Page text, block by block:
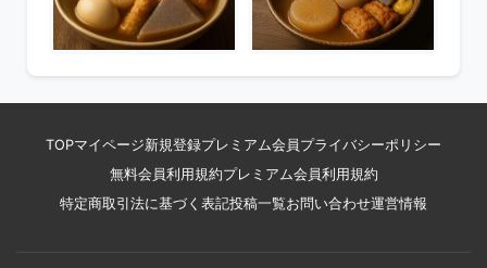
TOPマイページ新規登録プレミアム会員 プライバシーポリシー
無料会員利用規約プレミアム会員利用規約
特定商取引法に基づく表記投稿一覧お問い合わせ運営情報